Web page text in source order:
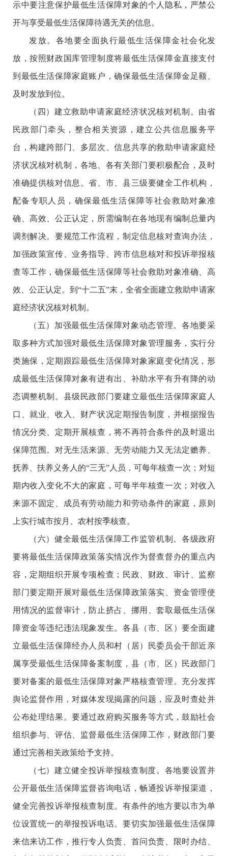
示中要注意保护最低生活保障对象的个人隐私，严禁公
开与享受最低生活保障待遇无关的信息。
发放。各地要全面执行最低生活保障金社会化发
放，按照财政国库管理制度将最低生活保障金直接支付
到最低生活保障家庭账户，确保最低生活保障金足额、
及时发放到位。
（四）建立救助申请家庭经济状况核对机制。由省
民政部门牵头，整合相关资源，建立公共信息服务平
台，构建跨部门、多层次、信息共享的救助申请家庭经
济状况核对机制，各地、各有关部门要积极配合，及时
准确提供核对信息。省、市、县三级要健全工作机构，
配备专职人员，确保最低生活保障等社会救助对象准
确、高效、公正认定，所需编制在各地现有编制总量内
调剂解决。要规范工作流程，制定信息核对查询办法，
加强政策宣传、业务指导、跨市信息核对和投诉举报核
查等工作，确保最低生活保障等社会救助对象准确、高
效、公正认定。到“十二五”末，全省全面建立救助申请家
庭经济状况核对机制。
（五）加强最低生活保障对象动态管理。各地要采
取多种方式加强对最低生活保障对象管理服务，实行分
类施保，定期跟踪最低生活保障对象家庭变化情况，形
成最低生活保障对象有进有出、补助水平有升有降的动
态调整机制。县级民政部门要建立最低生活保障家庭人
口、就业、收入、财产状况定期报告制度，并根据报告
情况分类、定期开展核查，将不再符合条件的及时退出
保障范围。对无生活来源、无劳动能力又无法定赡养、
抚养、扶养义务人的“三无”人员，可每年核查一次；对短
期内收入变化不大的家庭，可每半年核查一次；对收入
来源不固定、成员有劳动能力和劳动条件的家庭，原则
上实行城市按月、农村按季核查。
（六）健全最低生活保障工作监管机制。各级政府
要将最低生活保障政策落实情况作为督查督办的重点内
容，定期组织开展专项检查；民政、财政、审计、监察
部门要定期开展对最低生活保障政策落实、资金管理使
用情况的监督审计，防止挤占、挪用、套取最低生活保
障资金等违纪违法现象发生。各县（市、区）要全面建
立最低生活保障经办人员和村（居）民委员会干部近亲
属享受最低生活保障备案制度，县（市、区）民政部门
要对备案的最低生活保障对象严格核查管理。充分发挥
舆论监督作用，对媒体发现揭露的问题，应及时查处并
公布处理结果。要通过政府购买服务等方式，鼓励社会
组织参与、评估、监督最低生活保障工作，财政部门要
通过完善相关政策给予支持。
（七）建立健全投诉举报核查制度。各地要设置并
公开最低生活保障监督咨询电话，畅通投诉举报渠道，
健全完善投诉举报核查制度。有条件的地方要以市为单
位设置统一的举报投诉电话。要切实加强最低生活保障
来信来访工作，推行专人负责、首问负责、限时办结、